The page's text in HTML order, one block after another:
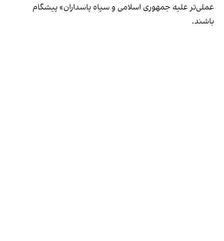
عملی‌تر علیه جمهوری اسلامی و سپاه پاسداران» پیشگام
باشند.